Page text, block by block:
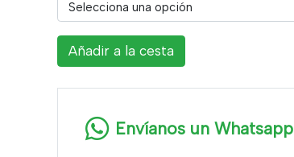
Selecciona una opción
Añadir a la cesta
Envíanos un Whatsapp